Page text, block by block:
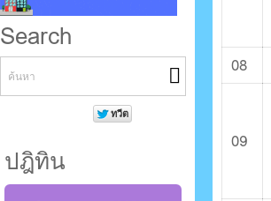
08
09
Search
ปฎิทิน